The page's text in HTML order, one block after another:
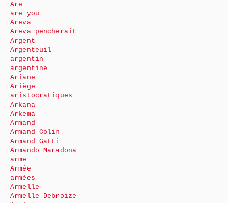
Are
are you
Areva
Areva pencherait
Argent
Argenteuil
argentin
argentine
Ariane
Ariège
aristocratiques
Arkana
Arkema
Armand
Armand Colin
Armand Gatti
Armando Maradona
arme
Armée
armées
Armelle
Armelle Debroize